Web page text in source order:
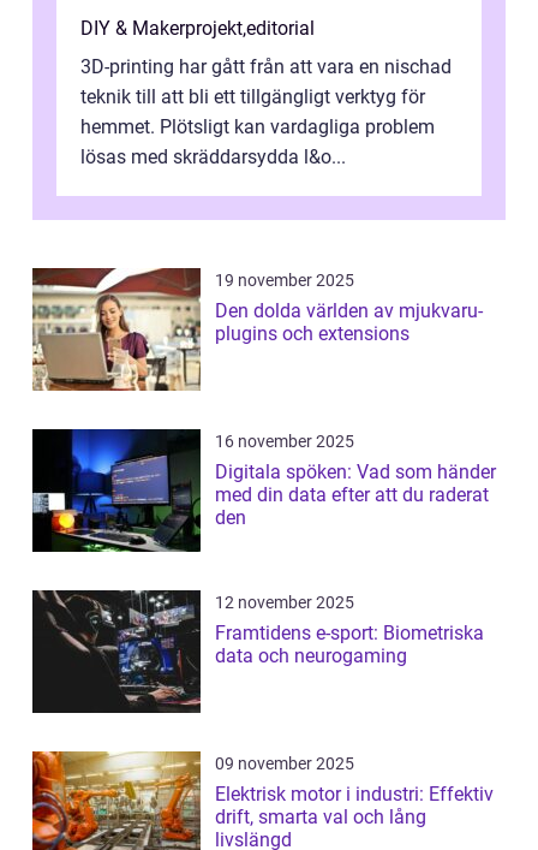
DIY & Makerprojekt,editorial
3D-printing har gått från att vara en nischad
teknik till att bli ett tillgängligt verktyg för
hemmet. Plötsligt kan vardagliga problem
lösas med skräddarsydda l&o...
19 november 2025
Den dolda världen av mjukvaru-
plugins och extensions
16 november 2025
Digitala spöken: Vad som händer
med din data efter att du raderat
den
12 november 2025
Framtidens e-sport: Biometriska
data och neurogaming
09 november 2025
Elektrisk motor i industri: Effektiv
drift, smarta val och lång
livslängd